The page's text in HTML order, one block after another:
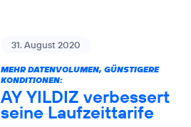
31. August 2020
MEHR DATENVOLUMEN, GÜNSTIGERE
KONDITIONEN:
AY YILDIZ verbessert
seine Laufzeittarife